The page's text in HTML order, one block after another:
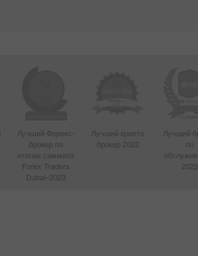
Лучший Форекс-
брокер по
итогам саммита
Forex Traders
Dubai–2023
Лучший крипто
брокер 2022
Лучший
по
2022